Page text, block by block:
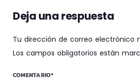
Deja una respuesta
Tu dirección de correo electrónico
Los campos obligatorios están
COMENTARIO*